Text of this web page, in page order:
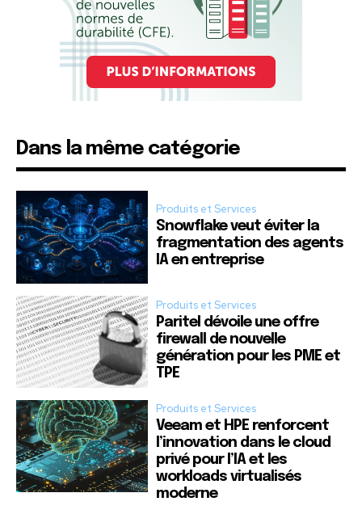
Dans la même catégorie
Produits et Services
Snowflake veut éviter la
fragmentation des agents
IA en entreprise
Produits et Services
Paritel dévoile une offre
firewall de nouvelle
génération pour les PME et
TPE
Produits et Services
Veeam et HPE renforcent
l’innovation dans le cloud
privé pour l’IA et les
workloads virtualisés
moderne